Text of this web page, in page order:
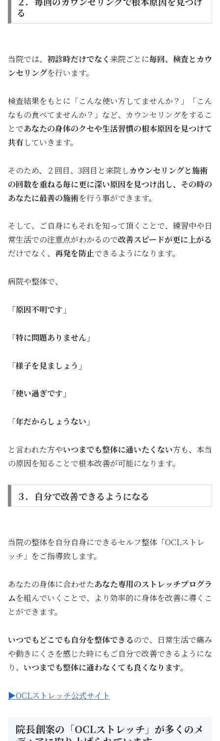
る
当院では、 初診時だけでなく 来院ごとに毎回、検査とカウ
ンセリングを行います。
検査結果をもとに「こんな使い方してませんか？」「こん
なもの食べてませんか？」など、カウンセリングをするこ
とであなたの身体のクセや生活習慣の根本原因を見つけて
共有 していきます。
そのため、２回目、3回目と来院しカウンセリングと施術
の回数を重ねる毎に更に深い原因を見つけ出し、その時の
あなたに最善の施術を行う事ができます。
そして、ご自身にもそれを知って頂くことで、練習中や日
常生活での注意点がわかるので改善スピードが更に上がる
だけでなく、 再発を防止できるようになります。
病院や整体で、
「原因不明です」
「特に問題ありません」
「様子を見ましょう」
「使い過ぎです」
「年だからしょうない」
と言われた方やいつまでも整体に通いたくない方も、本当
の原因を知ることで根本改善が可能になります。
３．自分で改善できるようになる
当院の整体を自分自身にできるセルフ整体「OCLストレ
ッチ」をご指導致します。
あなたの身体に合わせたあなた専用のストレッチプログラ
ムを組んでいくことで、より効率的に身体を改善に導くこ
とができます。
いつでもどこでも自分を整体できるので、日常生活で痛み
や動きにくさを感じた時にもご自分で改善できるようにな
り、 いつまでも整体に通わなくても良くなります。
▶OCLストレッチ公式サイト
院長創案の「OCLストレッチ」が多くのメ